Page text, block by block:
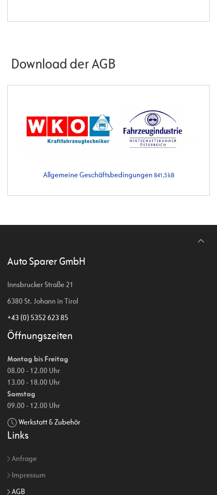
Download der AGB
Allgemeine Geschäftsbedingungen 841,5 kB
Auto Sparer GmbH
Innsbrucker Straße 21
6380 St. Johann in Tirol
+43 (0) 5352 623 85
Öffnungszeiten
Montag bis Freitag
08.00 - 12.00 Uhr
13.00 - 18.00 Uhr
Samstag
09.00 - 12.00 Uhr
Werkstatt & Zubehör
Links
Anfrage
Impressum
AGB